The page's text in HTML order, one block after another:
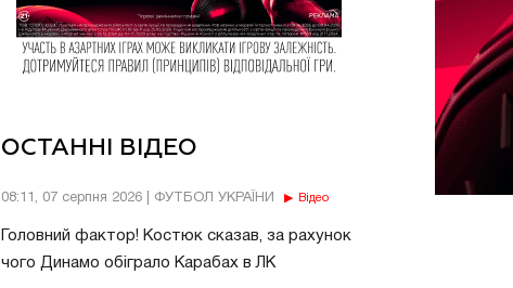
ОСТАННІ ВІДЕО
08:11, 07 серпня 2026 | ФУТБОЛ УКРАЇНИ Відео
Головний фактор! Костюк сказав, за рахунок
чого Динамо обіграло Карабах в ЛК